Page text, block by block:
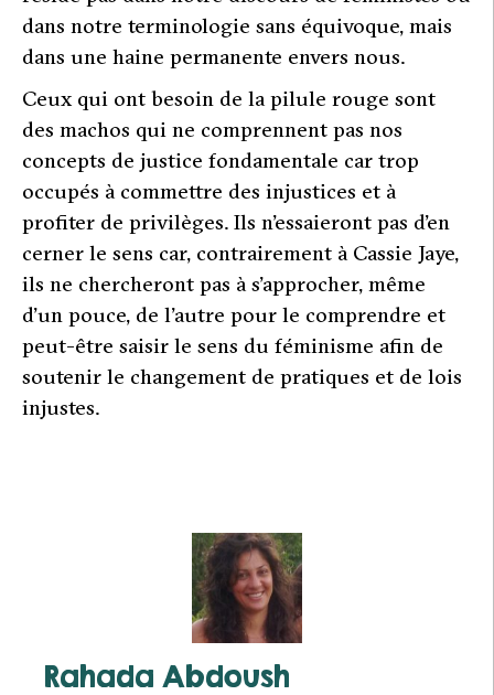
dans notre terminologie sans équivoque, mais
dans une haine permanente envers nous.
Ceux qui ont besoin de la pilule rouge sont
des machos qui ne comprennent pas nos
concepts de justice fondamentale car trop
occupés à commettre des injustices et à
profiter de privilèges. Ils n’essaieront pas d’en
cerner le sens car, contrairement à Cassie Jaye,
ils ne chercheront pas à s’approcher, même
d’un pouce, de l’autre pour le comprendre et
peut-être saisir le sens du féminisme afin de
soutenir le changement de pratiques et de lois
injustes.
Rahada Abdoush